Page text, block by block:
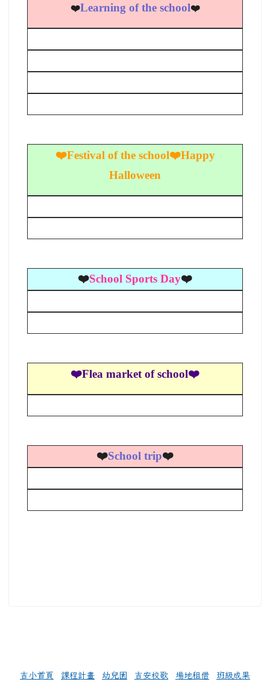
❤️Learning of the school❤
❤️Festival of the school❤️Happy
Halloween
❤️School Sports Day❤️
❤️Flea market of school❤️
❤️School trip❤️
吉小首頁 課程計畫 幼兒園 吉安校歌 場地租借 班級成果